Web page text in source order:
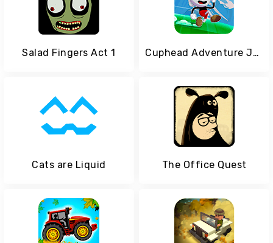
Salad Fingers Act 1 Cuphead Adventure Jungle
Cats are Liquid The Office Quest